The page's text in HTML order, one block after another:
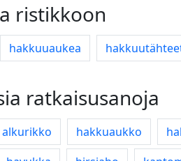
ristikkoon
hakkuuaukea
ratkaisusanoja
alkurikko hakkuaukko